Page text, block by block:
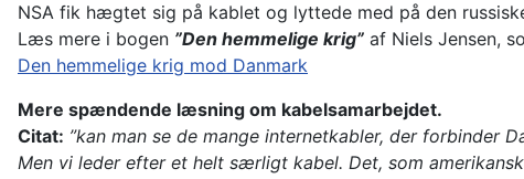
NSA fik hægtet sig på kablet og lyttede med på den
Læs mere i bogen ”Den hemmelige krig” af Niels Jensen,
Den hemmelige krig mod Danmark
Mere spændende læsning om kabelsamarbejdet.
Citat: ”kan man se de mange internetkabler, der forbinder
Men vi leder efter et helt særligt kabel. Det, som